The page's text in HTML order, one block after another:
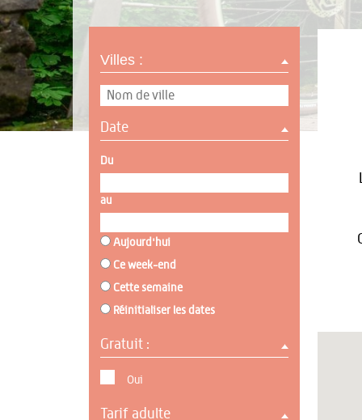
Villes :
Date
Du
au
Aujourd'hui
Ce week-end
Cette semaine
Réinitialiser les dates
Gratuit :
Oui
Tarif adulte